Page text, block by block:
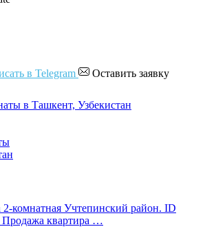
в Telegram Оставить заявку
комнатная Учтепинский район. ID
Продажа квартира …